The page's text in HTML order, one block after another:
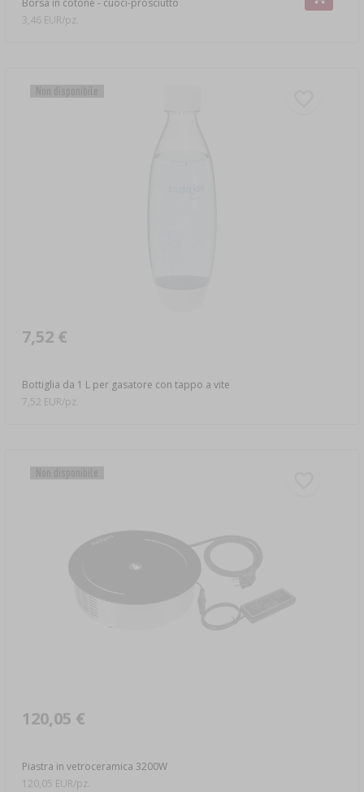
3,46 EUR/pz.
Bottiglia da 1 L per gasatore con tappo a vite
7,52 €
7,52 EUR/pz.
Piastra in vetroceramica 3200W
120,05 €
120,05 EUR/pz.